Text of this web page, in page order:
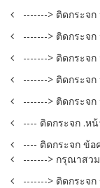
-------> ติดกระจ
-------> ติดกระจ
-------> ติดกระจ
-------> ติดกระจ
-------> ติดกระจ
---- ติดกระจก .ห
---- ติดกระจก ข้
-------> กรุณาสว
-------> ติดกระจ